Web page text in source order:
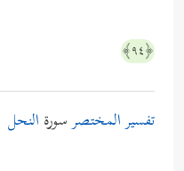
﴿٩٤﴾
تفسير المختصرسورة النحل